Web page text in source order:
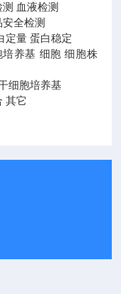
血液检测
全检测
定量 蛋白稳定
培养基 细胞 细胞株
细胞培养基
其它